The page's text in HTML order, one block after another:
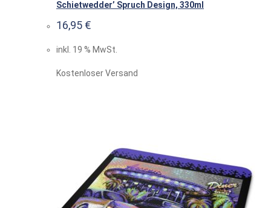
Schietwedder’ Spruch Design, 330ml
16,95 €
inkl. 19 % MwSt.
Kostenloser Versand